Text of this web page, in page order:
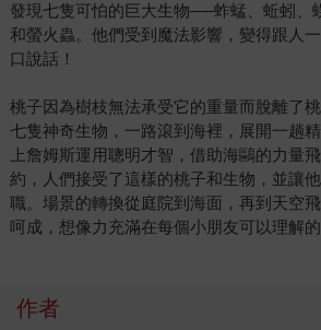
發現七隻可怕的巨大生物──蚱蜢、蚯蚓、
和螢火蟲。他們受到魔法影響，變得跟人
口說話！
桃子因為樹枝無法承受它的重量而脫離了
七隻神奇生物，一路滾到海裡，展開一趟
上詹姆斯運用聰明才智，借助海鷗的力量
約，人們接受了這樣的桃子和生物，並讓
職。場景的轉換從庭院到海面，再到天空
呵成，想像力充滿在每個小朋友可以理解的
作者